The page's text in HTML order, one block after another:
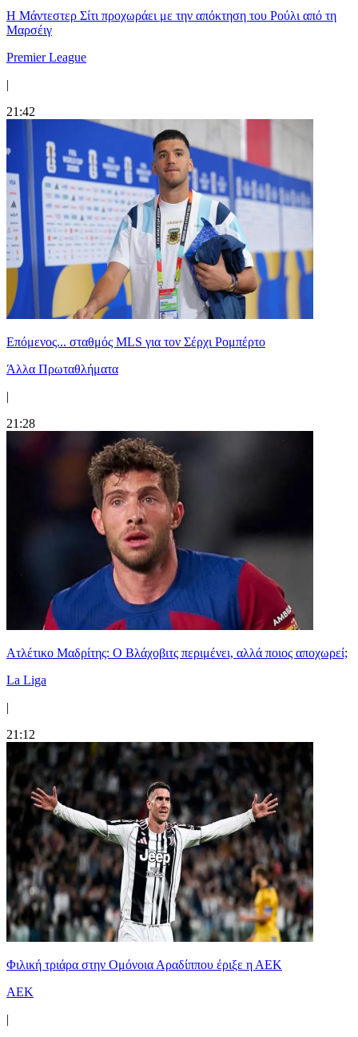
Η Μάντεστερ Σίτι προχωράει με την απόκτηση του Ρούλι από τη
Μαρσέιγ
Premier League
|
21:42
Επόμενος... σταθμός MLS για τον Σέρχι Ρομπέρτο
Άλλα Πρωταθλήματα
|
21:28
Ατλέτικο Μαδρίτης: Ο Βλάχοβιτς περιμένει, αλλά ποιος αποχωρεί;
La Liga
|
21:12
Φιλική τριάρα στην Ομόνοια Αραδίππου έριξε η ΑΕΚ
ΑΕΚ
|